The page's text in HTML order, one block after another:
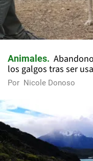
Animales
los galgos tras ser
Por Nicole Donoso